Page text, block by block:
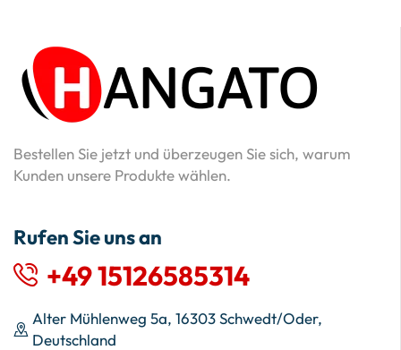
Bestellen Sie jetzt und überzeugen Sie sich, warum
Kunden unsere Produkte wählen.
Rufen Sie uns an
+49 15126585314
Alter Mühlenweg 5a, 16303 Schwedt/Oder,
Deutschland